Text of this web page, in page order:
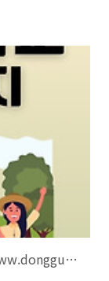
오류나 피싱
다. 📌 공식 웹
기 운영 시간과
만 공지 폭주
지연될 수 있어
동국대학교 홈페이지 바로가기 (https://www.dongguk.edu)